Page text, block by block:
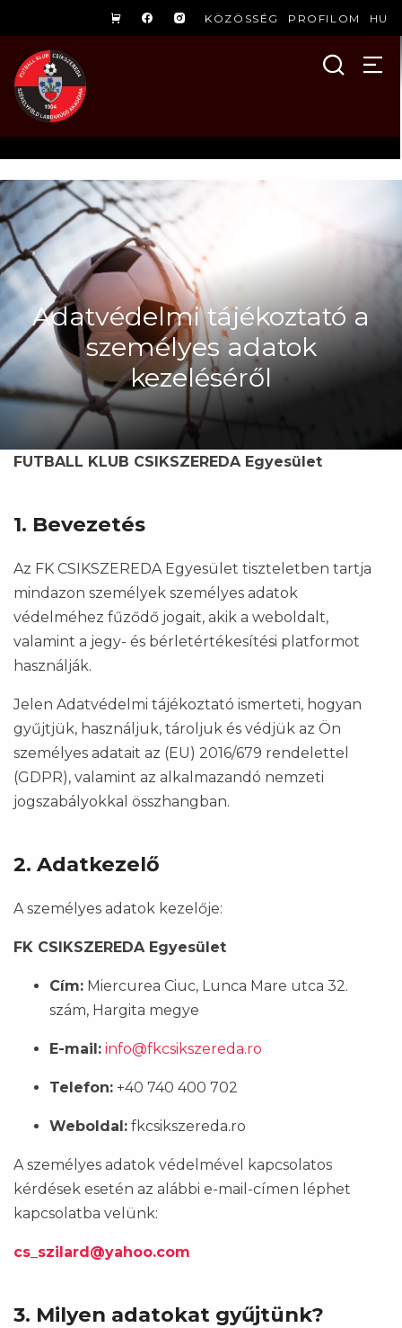
KÖZÖSSÉG PROFILOM HU
Adatvédelmi tájékoztató a
személyes adatok
kezeléséről
FUTBALL KLUB CSIKSZEREDA Egyesület
1. Bevezetés
Az FK CSIKSZEREDA Egyesület tiszteletben tartja
mindazon személyek személyes adatok
védelméhez fűződő jogait, akik a weboldalt,
valamint a jegy- és bérletértékesítési platformot
használják.
Jelen Adatvédelmi tájékoztató ismerteti, hogyan
gyűjtjük, használjuk, tároljuk és védjük az Ön
személyes adatait az (EU) 2016/679 rendelettel
(GDPR), valamint az alkalmazandó nemzeti
jogszabályokkal összhangban.
2. Adatkezelő
A személyes adatok kezelője:
FK CSIKSZEREDA Egyesület
Cím: Miercurea Ciuc, Lunca Mare utca 32.
szám, Hargita megye
E-mail: info@fkcsikszereda.ro
Telefon: +40 740 400 702
Weboldal: fkcsikszereda.ro
A személyes adatok védelmével kapcsolatos
kérdések esetén az alábbi e-mail-címen léphet
kapcsolatba velünk:
cs_szilard@yahoo.com
3. Milyen adatokat gyűjtünk?